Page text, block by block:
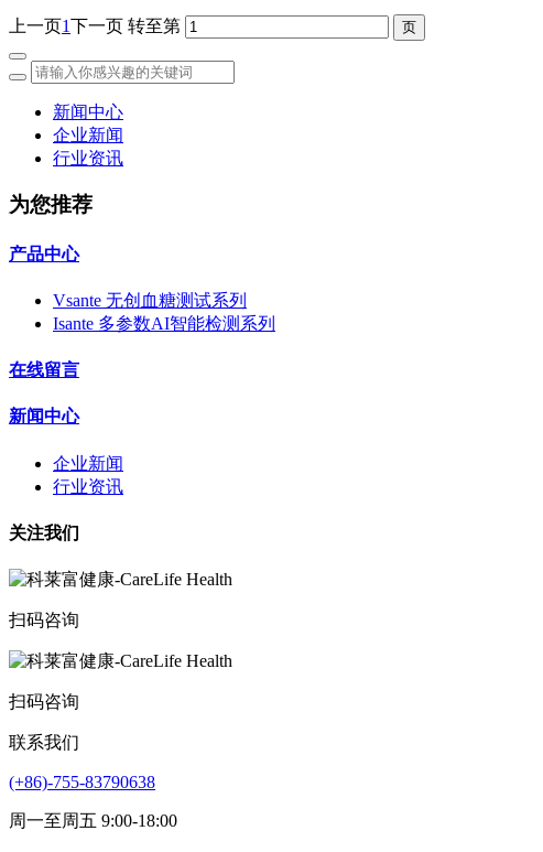
上一页1下一页 转至第
新闻中心
企业新闻
行业资讯
为您推荐
产品中心
Vsante 无创血糖测试系列
Isante 多参数AI智能检测系列
在线留言
新闻中心
企业新闻
行业资讯
关注我们
扫码咨询
扫码咨询
联系我们
(+86)-755-83790638
周一至周五 9:00-18:00